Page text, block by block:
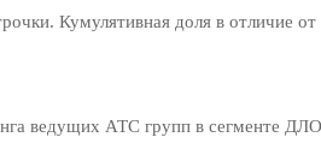
Кумулятивная доля в отличие
ведущих АТС групп в сегменте ДЛО